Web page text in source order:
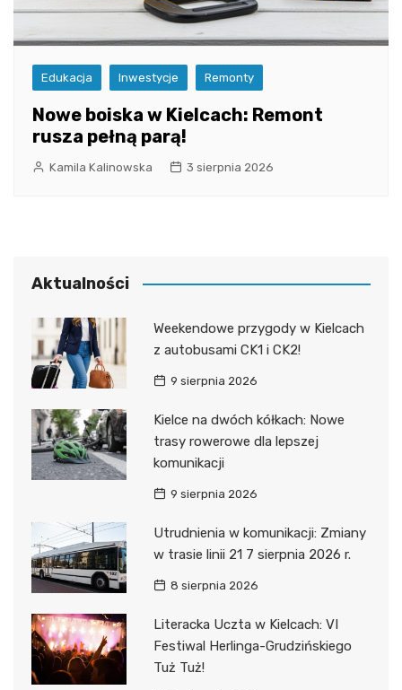
Edukacja Inwestycje Remonty
Nowe boiska w Kielcach: Remont
rusza pełną parą!
Kamila Kalinowska 3 sierpnia 2026
Aktualności
Weekendowe przygody w Kielcach
z autobusami CK1 i CK2!
9 sierpnia 2026
Kielce na dwóch kółkach: Nowe
trasy rowerowe dla lepszej
komunikacji
9 sierpnia 2026
Utrudnienia w komunikacji: Zmiany
w trasie linii 21 7 sierpnia 2026 r.
8 sierpnia 2026
Literacka Uczta w Kielcach: VI
Festiwal Herlinga-Grudzińskiego
Tuż Tuż!